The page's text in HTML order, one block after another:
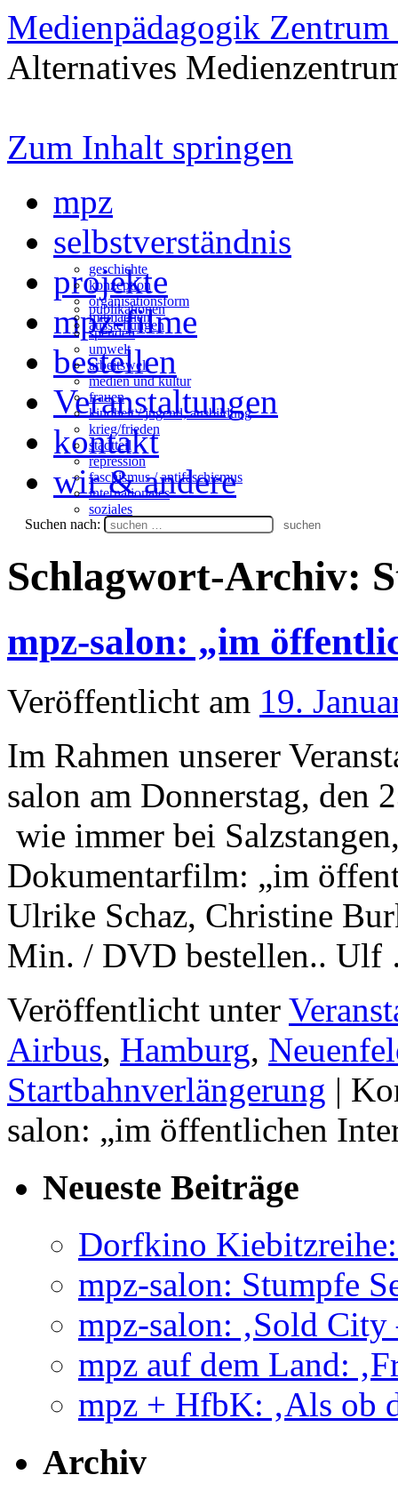
Medienpädagogik Zentrum
Alternatives
Zum Inhalt springen
mpz
selbstverständnis
geschichte
konzeption
organisationsform
mitmachen
spenden
projekte
publikationen
ausstellungen
mpz-filme
umwelt
arbeitswelt
medien und kultur
frauen
kindheit / jugend, ausbildung
krieg/frieden
stadtteil
repression
faschismus / antifaschismus
internationales
soziales
bestellen
Veranstaltungen
kontakt
wir & andere
Suchen nach:
Schlagwort-Archiv:
mpz-salon: „im
Veröffentlicht am 19.
Im Rahmen unserer
salon am Donnerstag, den
wie immer bei
Dokumentarfilm: „im
Ulrike Schaz, Christine
Min. / DVD bestellen..
Veröffentlicht unter
Airbus, Hamburg,
Startbahnverlängerung |
salon: „im öffentlichen
Neueste Beiträge
Dorfkino Kiebitzreihe:
mpz-salon: Stumpfe
mpz-salon: ‚Sold
mpz auf dem Land:
mpz + HfbK: ‚Als ob
Archiv